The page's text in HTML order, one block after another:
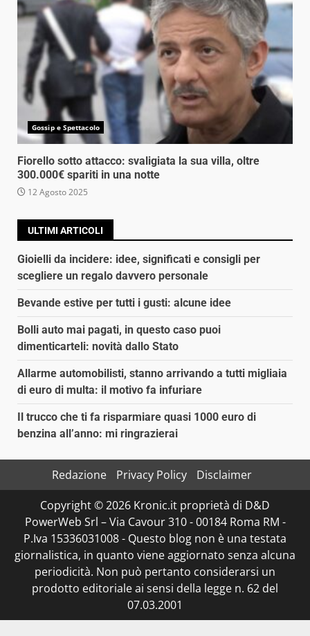
Gossip e Spettacolo
Fiorello sotto attacco: svaligiata la sua villa, oltre
300.000€ spariti in una notte
12 Agosto 2025
ULTIMI ARTICOLI
Gioielli da incidere: idee, significati e consigli per
scegliere un regalo davvero personale
Bevande estive per tutti i gusti: alcune idee
Bolli auto mai pagati, in questo caso puoi
dimenticarteli: novità dallo Stato
Allarme automobilisti, stanno arrivando a tutti migliaia
di euro di multa: il motivo fa infuriare
Il trucco che ti fa risparmiare quasi 1000 euro di
benzina all’anno: mi ringrazierai
Redazione Privacy Policy
Disclaimer
Copyright © 2026 Kronic.it proprietà di D&D
PowerWeb Srl – Via Cavour 310 - 00184 Roma RM -
P.Iva 15336031008 - Questo blog non è una testata
giornalistica, in quanto viene aggiornato senza alcuna
periodicità. Non può pertanto considerarsi un
prodotto editoriale ai sensi della legge n. 62 del
07.03.2001